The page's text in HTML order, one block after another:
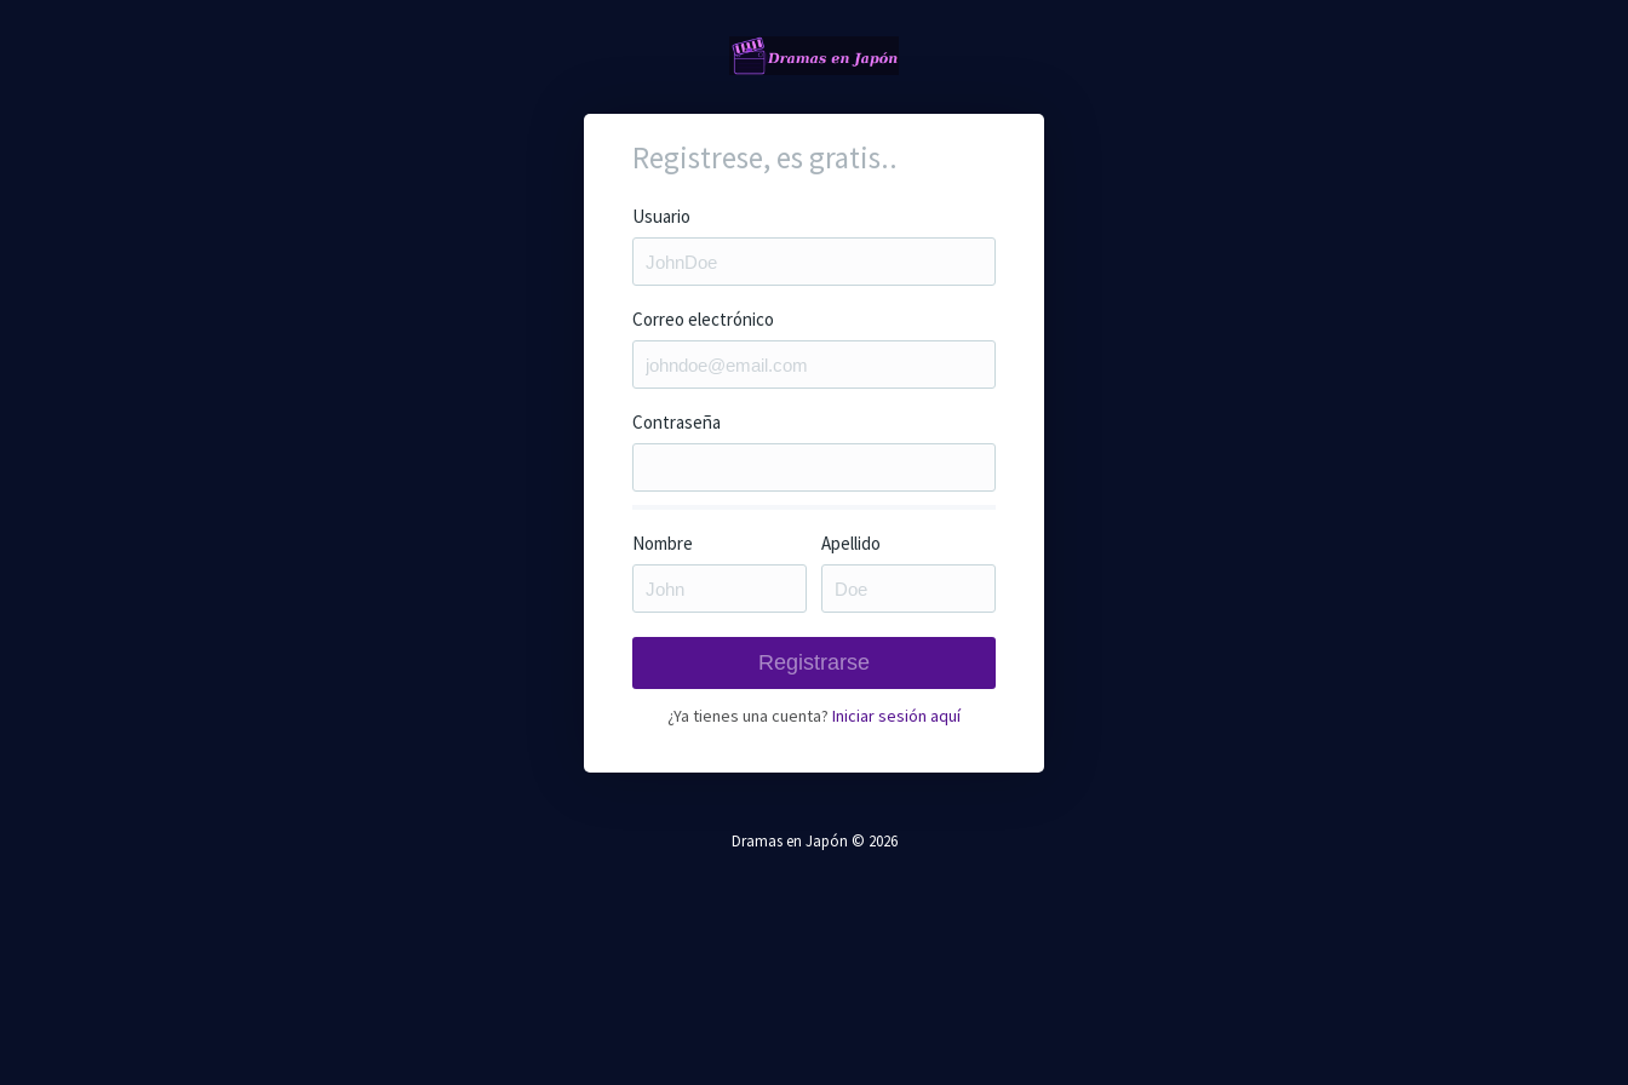
Registrese, es gratis..
Usuario
Correo electrónico
Contraseña
Nombre Apellido
¿Ya tienes una cuenta? Iniciar sesión aquí
Dramas en Japón © 2026